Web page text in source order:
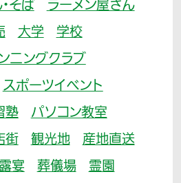
そば
ラーメン屋さん
大学
学校
ニングクラブ
スポーツイベント
塾
パソコン教室
街 観光地
産地直送
宴 葬儀場 霊園